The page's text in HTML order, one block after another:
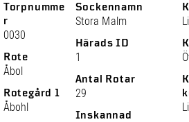
Torpnumme
r
0030
Rote
Åbol
Rotegård 1
Åbohl
Sockennamn
Stora Malm
Härads ID
1
Antal Rotar
29
Inskannad